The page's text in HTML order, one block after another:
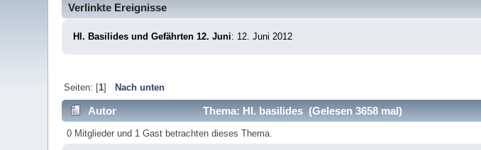
Verlinkte Ereignisse
Hl. Basilides und Gefährten 12. Juni: 12. Juni 2012
Seiten: [1] Nach unten
Autor Thema: Hl. basilides (Gelesen 3658 mal)
0 Mitglieder und 1 Gast betrachten dieses Thema.